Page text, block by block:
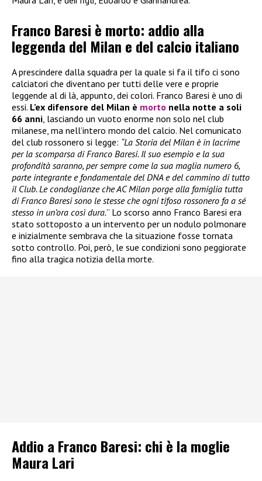
Franco Baresi è morto: addio alla
leggenda del Milan e del calcio italiano
A prescindere dalla squadra per la quale si fa il tifo ci sono
calciatori che diventano per tutti delle vere e proprie
leggende al di là, appunto, dei colori. Franco Baresi è uno di
essi. L’ex difensore del Milan è morto nella notte a soli
66 anni , lasciando un vuoto enorme non solo nel club
milanese, ma nell’intero mondo del calcio. Nel comunicato
del club rossonero si legge: “La Storia del Milan è in lacrime
per la scomparsa di Franco Baresi. Il suo esempio e la sua
profondità saranno, per sempre come la sua maglia numero 6,
parte integrante e fondamentale del DNA e del cammino di tutto
il Club. Le condoglianze che AC Milan porge alla famiglia tutta
di Franco Baresi sono le stesse che ogni tifoso rossonero fa a sé
stesso in un’ora così dura.” Lo scorso anno Franco Baresi era
stato sottoposto a un intervento per un nodulo polmonare
e inizialmente sembrava che la situazione fosse tornata
sotto controllo. Poi, però, le sue condizioni sono peggiorate
fino alla tragica notizia della morte.
Addio a Franco Baresi: chi è la moglie
Maura Lari